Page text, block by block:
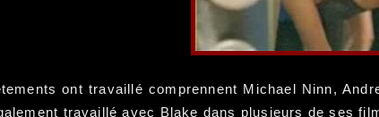
ont travaillé comprennent Michael Ninn,
travaillé avec Blake dans plusieurs de ses